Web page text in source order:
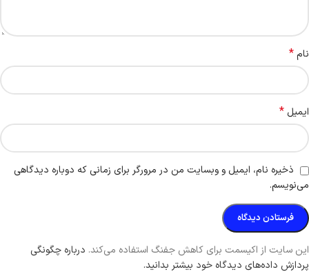
نام*
ایمیل *
ذخیره نام، ایمیل و وبسایت من در مرورگر برای زمانی که دوباره دیدگاهی
می‌نویسم.
این سایت از اکیسمت برای کاهش جفنگ استفاده می‌کند. درباره چگونگی
پردازش داده‌های دیدگاه خود بیشتر بدانید.